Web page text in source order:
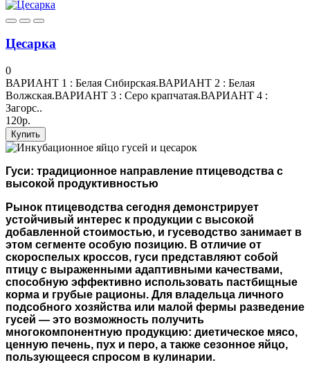
Цесарка
0
ВАРИАНТ 1 : Белая Сибирская.ВАРИАНТ 2 : Белая
Волжская.ВАРИАНТ 3 : Серо крапчатая.ВАРИАНТ 4 :
Загорс..
120р.
Купить
Гуси: традиционное направление птицеводства с
высокой продуктивностью
Рынок птицеводства сегодня демонстрирует
устойчивый интерес к продукции с высокой
добавленной стоимостью, и гусеводство занимает в
этом сегменте особую позицию. В отличие от
скороспелых кроссов, гуси представляют собой
птицу с выраженными адаптивными качествами,
способную эффективно использовать пастбищные
корма и грубые рационы. Для владельца личного
подсобного хозяйства или малой фермы разведение
гусей — это возможность получить
многокомпонентную продукцию: диетическое мясо,
ценную печень, пух и перо, а также сезонное яйцо,
пользующееся спросом в кулинарии.